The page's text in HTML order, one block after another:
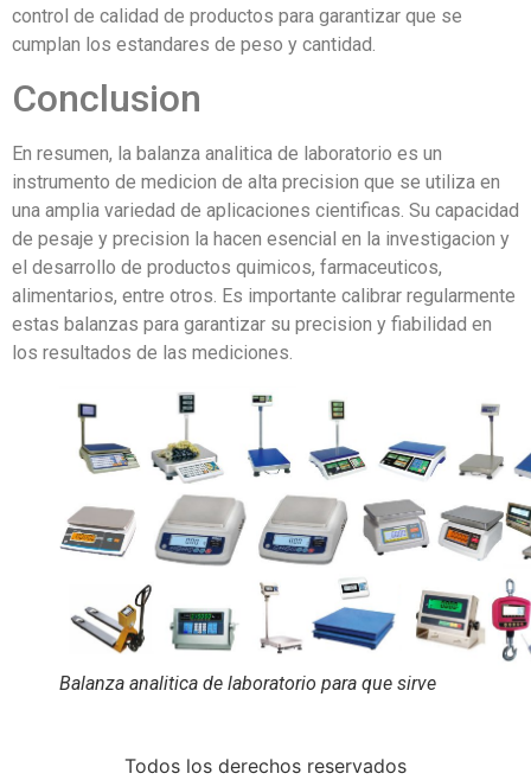
control de calidad de productos para garantizar que se
cumplan los estandares de peso y cantidad.
Conclusion
En resumen, la balanza analitica de laboratorio es un
instrumento de medicion de alta precision que se utiliza en
una amplia variedad de aplicaciones cientificas. Su capacidad
de pesaje y precision la hacen esencial en la investigacion y
el desarrollo de productos quimicos, farmaceuticos,
alimentarios, entre otros. Es importante calibrar regularmente
estas balanzas para garantizar su precision y fiabilidad en
los resultados de las mediciones.
Balanza analitica de laboratorio para que sirve
Todos los derechos reservados